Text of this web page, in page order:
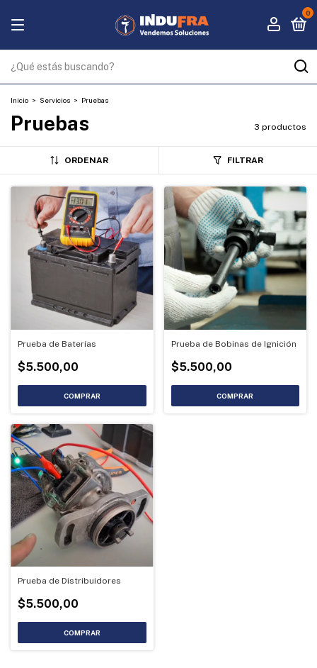
0
Inicio > Servicios > Pruebas
Pruebas 3 productos
ORDENAR FILTRAR
Prueba de Baterías
$5.500,00
Prueba de Bobinas de Ignición
$5.500,00
Prueba de Distribuidores
$5.500,00